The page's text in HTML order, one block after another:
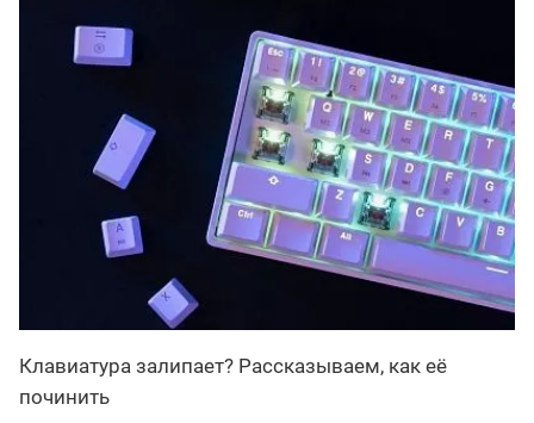
Клавиатура залипает? Рассказываем, как её
починить